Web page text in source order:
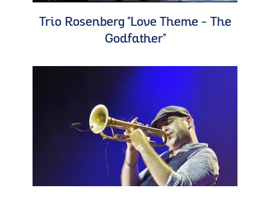
Trio Rosenberg "Love Theme - The
Godfather"